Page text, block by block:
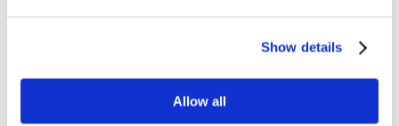
Show details
Allow all